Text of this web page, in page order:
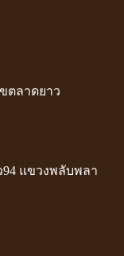
ตลาดยาว
แขวงพลับพลา